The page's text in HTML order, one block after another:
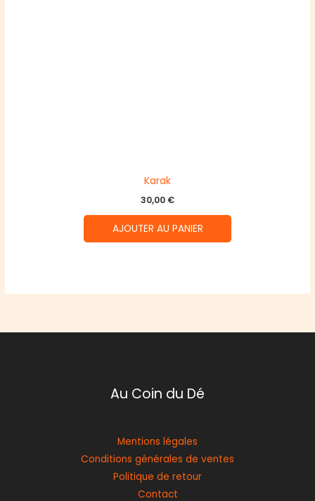
Karak
30,00 €
AJOUTER AU PANIER
Au Coin du Dé
Mentions légales
Conditions générales de ventes
Politique de retour
Contact